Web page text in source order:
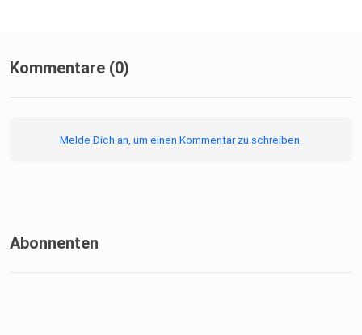
Kommentare (0)
Melde Dich an, um einen Kommentar zu schreiben.
Abonnenten